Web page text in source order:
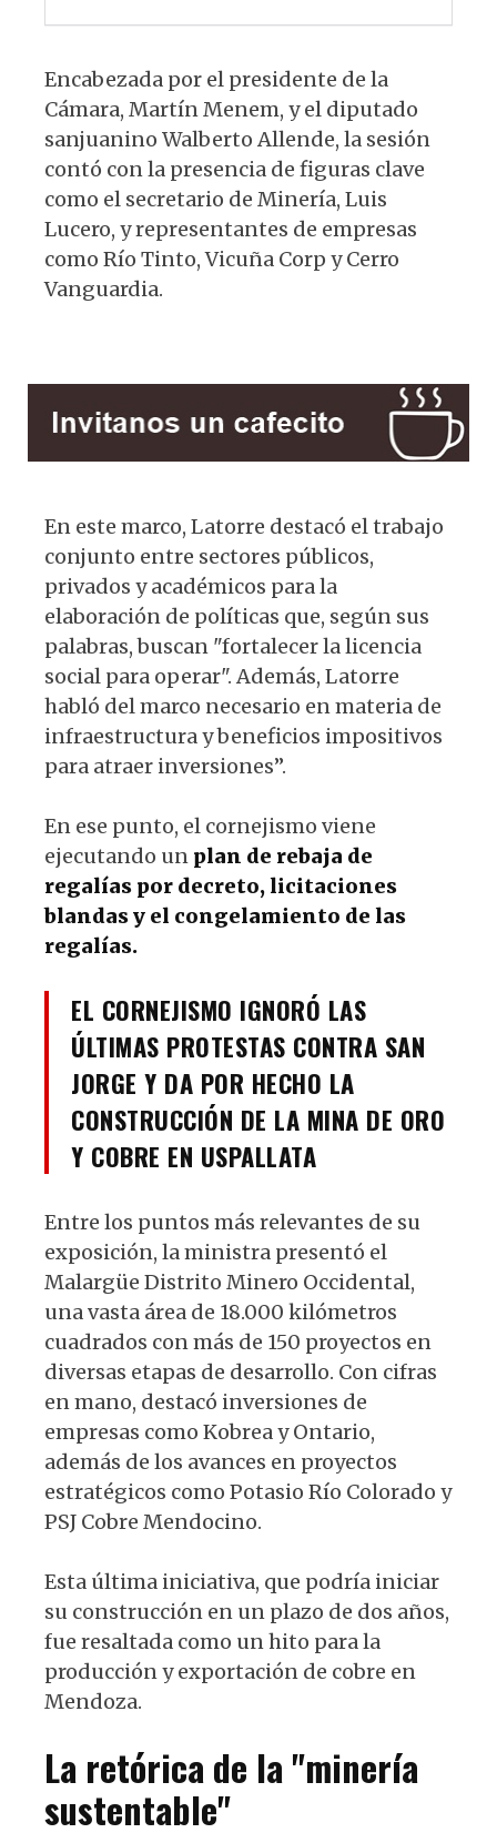
Encabezada por el presidente de la
Cámara, Martín Menem, y el diputado
sanjuanino Walberto Allende, la sesión
contó con la presencia de figuras clave
como el secretario de Minería, Luis
Lucero, y representantes de empresas
como Río Tinto, Vicuña Corp y Cerro
Vanguardia.
En este marco, Latorre destacó el trabajo
conjunto entre sectores públicos,
privados y académicos para la
elaboración de políticas que, según sus
palabras, buscan "fortalecer la licencia
social para operar". Además, Latorre
habló del marco necesario en materia de
infraestructura y beneficios impositivos
para atraer inversiones”.
En ese punto, el cornejismo viene
ejecutando un plan de rebaja de
regalías por decreto, licitaciones
blandas y el congelamiento de las
regalías.
EL CORNEJISMO IGNORÓ LAS
ÚLTIMAS PROTESTAS CONTRA SAN
JORGE Y DA POR HECHO LA
CONSTRUCCIÓN DE LA MINA DE ORO
Y COBRE EN USPALLATA
Entre los puntos más relevantes de su
exposición, la ministra presentó el
Malargüe Distrito Minero Occidental,
una vasta área de 18.000 kilómetros
cuadrados con más de 150 proyectos en
diversas etapas de desarrollo. Con cifras
en mano, destacó inversiones de
empresas como Kobrea y Ontario,
además de los avances en proyectos
estratégicos como Potasio Río Colorado y
PSJ Cobre Mendocino.
Esta última iniciativa, que podría iniciar
su construcción en un plazo de dos años,
fue resaltada como un hito para la
producción y exportación de cobre en
Mendoza.
La retórica de la "minería
sustentable"